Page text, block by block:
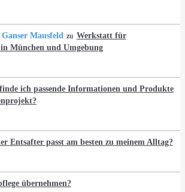
Mausfeld zu Werkstatt für
München und Umgebung
ich passende Informationen und Produkte
Entsafter passt am besten zu meinem Alltag?
übernehmen?